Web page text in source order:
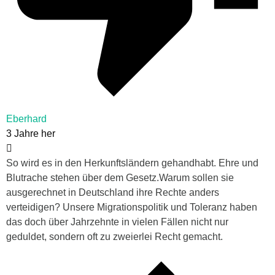
Eberhard
3 Jahre her
So wird es in den Herkunftsländern gehandhabt. Ehre und
Blutrache stehen über dem Gesetz.Warum sollen sie
ausgerechnet in Deutschland ihre Rechte anders
verteidigen? Unsere Migrationspolitik und Toleranz haben
das doch über Jahrzehnte in vielen Fällen nicht nur
geduldet, sondern oft zu zweierlei Recht gemacht.